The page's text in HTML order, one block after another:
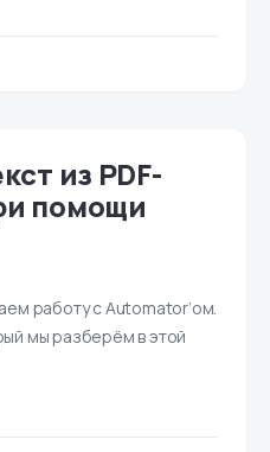
из PDF-
помощи
работу с Automator‘ом.
мы разберём в этой